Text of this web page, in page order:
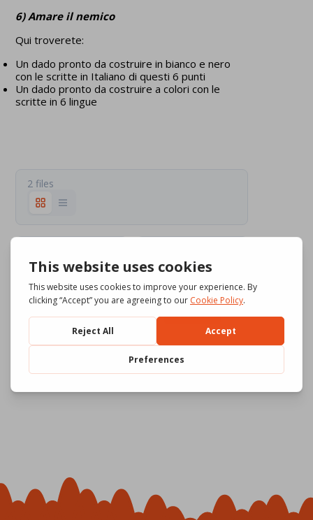
6) Amare il nemico
Qui troverete:
Un dado pronto da costruire in bianco e nero
con le scritte in Italiano di questi 6 punti
Un dado pronto da costruire a colori con le
scritte in 6 lingue
2 files
Il_dado_dell'amore_it_BW .jpg
1.88 MB
Download
Dado_ml_Color.jpg
3.63 MB
Download